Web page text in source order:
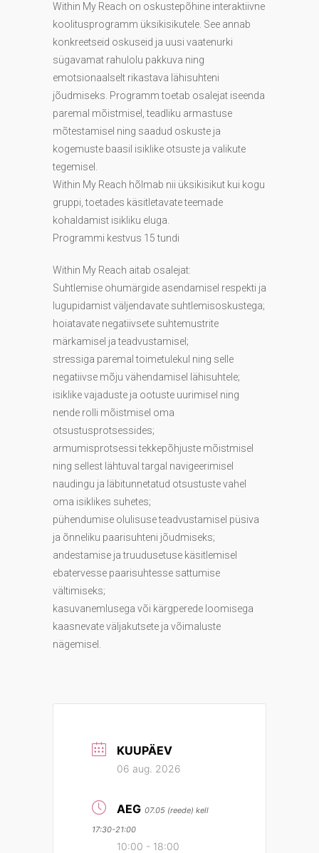
Within My Reach on oskustepõhine interaktiivne
koolitusprogramm üksikisikutele. See annab
konkreetseid oskuseid ja uusi vaatenurki
sügavamat rahulolu pakkuva ning
emotsionaalselt rikastava lähisuhteni
jõudmiseks. Programm toetab osalejat iseenda
paremal mõistmisel, teadliku armastuse
mõtestamisel ning saadud oskuste ja
kogemuste baasil isiklike otsuste ja valikute
tegemisel.
Within My Reach hõlmab nii üksikisikut kui kogu
gruppi, toetades käsitletavate teemade
kohaldamist isikliku eluga.
Programmi kestvus 15 tundi
Within My Reach aitab osalejat:
Suhtlemise ohumärgide asendamisel respekti ja
lugupidamist väljendavate suhtlemisoskustega;
hoiatavate negatiivsete suhtemustrite
märkamisel ja teadvustamisel;
stressiga paremal toimetulekul ning selle
negatiivse mõju vähendamisel lähisuhtele;
isiklike vajaduste ja ootuste uurimisel ning
nende rolli mõistmisel oma
otsustusprotsessides;
armumisprotsessi tekkepõhjuste mõistmisel
ning sellest lähtuval targal navigeerimisel
naudingu ja läbitunnetatud otsustuste vahel
oma isiklikes suhetes;
pühendumise olulisuse teadvustamisel püsiva
ja õnneliku paarisuhteni jõudmiseks;
andestamise ja truudusetuse käsitlemisel
ebatervesse paarisuhtesse sattumise
vältimiseks;
kasuvanemlusega või kärgperede loomisega
kaasnevate väljakutsete ja võimaluste
nägemisel.
KUUPÄEV
06 aug. 2026
AEG 07.05 (reede) kell
17:30-21:00
10:00 - 18:00